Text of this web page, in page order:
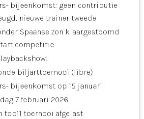
bijeenkomst: geen contributie
nieuwe trainer tweede
Spaanse zon klaargestoomd
competitie
biljarttoernooi (libre)
bijeenkomst op 15 januari
7 februari 2026
top11 toernooi afgelast